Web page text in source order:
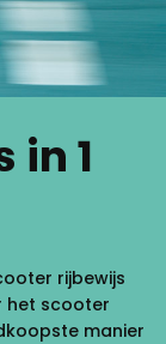
in 1
rijbewijs
het scooter
manier